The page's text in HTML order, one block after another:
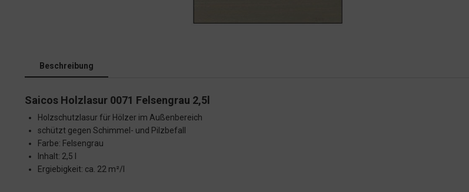
Beschreibung
Saicos Holzlasur 0071 Felsengrau 2,5l
Holzschutzlasur für Hölzer im Außenbereich
schützt gegen Schimmel- und Pilzbefall
Farbe: Felsengrau
Inhalt: 2,5 l
Ergiebigkeit: ca. 22 m²/l